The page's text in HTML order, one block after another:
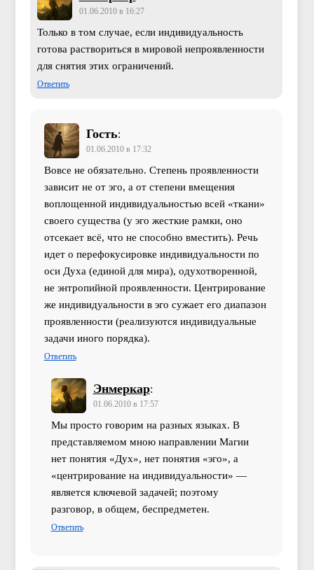
01.06.2010 в 16:27
Только в том случае, если индивидуальность
готова раствориться в мировой непроявленности
для снятия этих ограничений.
Ответить
Гость:
01.06.2010 в 17:32
Вовсе не обязательно. Степень проявленности
зависит не от эго, а от степени вмещения
воплощенной индивидуальностью всей «ткани»
своего существа (у эго жесткие рамки, оно
отсекает всё, что не способно вместить). Речь
идет о перефокусировке индивидуальности по
оси Духа (единой для мира), одухотворенной,
не энтропийной проявленности. Центрирование
же индивидуальности в эго сужает его диапазон
проявленности (реализуются индивидуальные
задачи иного порядка).
Ответить
Энмеркар:
01.06.2010 в 17:57
Мы просто говорим на разных языках. В
представляемом мною направлении Магии
нет понятия «Дух», нет понятия «эго», а
«центрирование на индивидуальности» —
является ключевой задачей; поэтому
разговор, в общем, беспредметен.
Ответить